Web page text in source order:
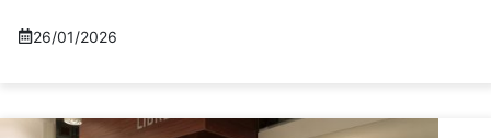
26/01/2026